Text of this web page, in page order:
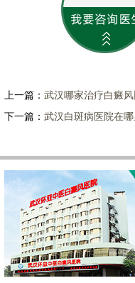
上一篇： 武汉哪家治疗白癜
下一篇： 武汉白斑病医院在